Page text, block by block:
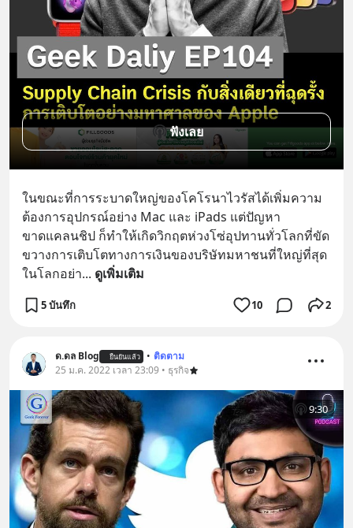
ฟังเลย
ในขณะที่การระบาดใหญ่ของโคโรนาไวรัสได้เพิ่มความ
ต้องการอุปกรณ์อย่าง Mac และ iPads แต่ปัญหา
ขาดแคลนชิป ก็ทำให้เกิดวิกฤตห่วงโซ่อุปทานทั่วโลกที่ขัด
ขวางการเติบโตทางการเงินของบริษัทมหาชนที่ใหญ่ที่สุด
ในโลกอย่า... ดูเพิ่มเติม
5 บันทึก 10 2
ด.ดล Blog ยืนยันแล้ว • ติดตาม
25 ม.ค. 2022 เวลา 23:09 • ธุรกิจ
9:30